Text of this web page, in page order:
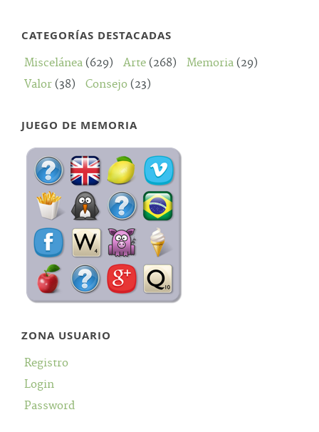
CATEGORÍAS DESTACADAS
Miscelánea (629) Arte (268) Memoria (29)
Valor (38) Consejo (23)
JUEGO DE MEMORIA
ZONA USUARIO
Registro
Login
Password